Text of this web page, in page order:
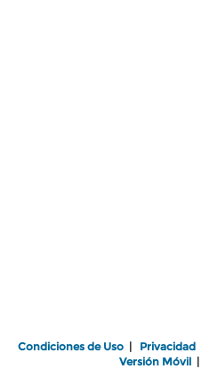
Condiciones de Uso | Privacidad
Versión Móvil|